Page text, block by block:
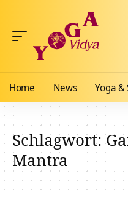
Home News Yoga
Schlagwort:
Mantra